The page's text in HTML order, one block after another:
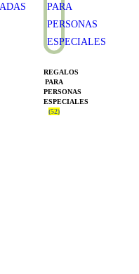
REGALOS
PARA
PERSONAS
ESPECIALES
(52)